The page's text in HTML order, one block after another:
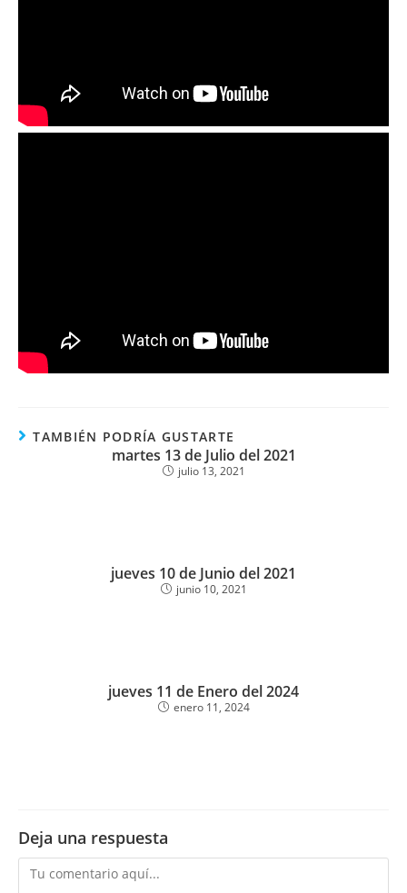
TAMBIÉN PODRÍA GUSTARTE
martes 13 de Julio del 2021
julio 13, 2021
jueves 10 de Junio del 2021
junio 10, 2021
jueves 11 de Enero del 2024
enero 11, 2024
Deja una respuesta
Comentario